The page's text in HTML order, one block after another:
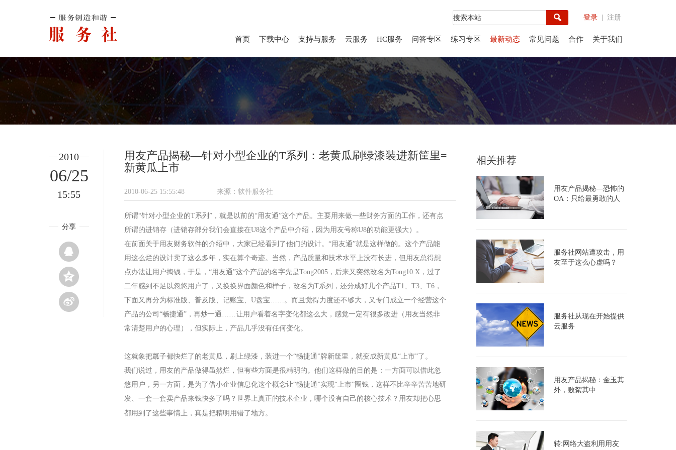
登录 | 注册
首页 下载中心 支持与服务 云服务 HC服务 问答专区 练习专区 最新动态 常见问题 合作 关于我们
2010
06/25
15:55
分享
用友产品揭秘—针对小型企业的T系列：老黄瓜刷绿漆装进新筐里=
新黄瓜上市
2010-06-25 15:55:48 来源：软件服务社
所谓“针对小型企业的T系列 ”，就是以前的“用友通”这个产品。主要用来做一些财务方面的工作，还有点
所谓的进销存（进销存部分我们会直接在U8这个产品中介绍，因为用友号称U8的功能更强大）。
在前面关于用友财务软件的介绍中，大家已经看到了他们的设计。 “用友通”就是这样做的。这个产品能
用这么烂的设计卖了这么多年，实在算个奇迹。当然，产品质量和技术水平上没有长进，但用友总得想
点办法让用户掏钱，于是，“用友通”这个产品的名字先是Tong2005 ，后来又突然改名为Tong10.X ，过了
二年感到不足以忽悠用户了，又换换界面颜色和样子，改名为T系列，还分成好几个产品T1 、 T3、 T6 ，
下面又再分为标准版、普及版、记账宝、 U盘宝……。而且觉得力度还不够大，又专门成立一个经营这个
产品的公司“畅捷通”，再炒一通……让用户看着名字变化都这么大，感觉一定有很多改进（用友当然非
常清楚用户的心理），但实际上，产品几乎没有任何变化。
这就象把瓤子都快烂了的老黄瓜，刷上绿漆，装进一个“畅捷通”牌新筐里，就变成新黄瓜“上市”了。
我们说过，用友的产品做得虽然烂，但有些方面是很精明的。他们这样做的目的是：一方面可以借此忽
悠用户，另一方面，是为了借小企业信息化这个概念让“畅捷通”实现“上市”圈钱，这样不比辛辛苦苦地研
发、一套一套卖产品来钱快多了吗？世界上真正的技术企业，哪个没有自己的核心技术？用友却把心思
都用到了这些事情上，真是把精明用错了地方。
相关推荐
用友产品揭秘—恐怖的
OA：只给最勇敢的人
服务社网站遭攻击，用
友至于这么心虚吗？
服务社从现在开始提供
云服务
用友产品揭秘：金玉其
外，败絮其中
转:网络大盗利用用友